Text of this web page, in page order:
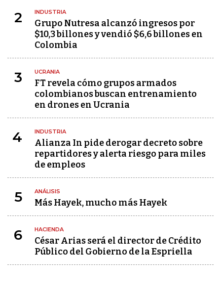
2 INDUSTRIA
Grupo Nutresa alcanzó ingresos por
$10,3 billones y vendió $6,6 billones en
Colombia
3 UCRANIA
FT revela cómo grupos armados
colombianos buscan entrenamiento
en drones en Ucrania
4 INDUSTRIA
Alianza In pide derogar decreto sobre
repartidores y alerta riesgo para miles
de empleos
5 ANÁLISIS
Más Hayek, mucho más Hayek
6 HACIENDA
César Arias será el director de Crédito
Público del Gobierno de la Espriella